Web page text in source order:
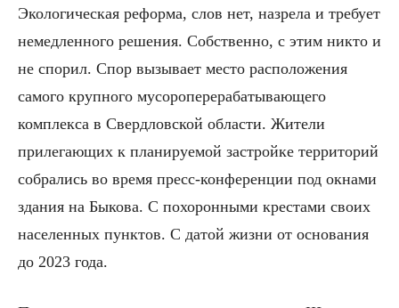
Экологическая реформа, слов нет, назрела и требует
немедленного решения. Собственно, с этим никто и
не спорил. Спор вызывает место расположения
самого крупного мусороперерабатывающего
комплекса в Свердловской области. Жители
прилегающих к планируемой застройке территорий
собрались во время пресс-конференции под окнами
здания на Быкова. С похоронными крестами своих
населенных пунктов. С датой жизни от основания
до 2023 года.